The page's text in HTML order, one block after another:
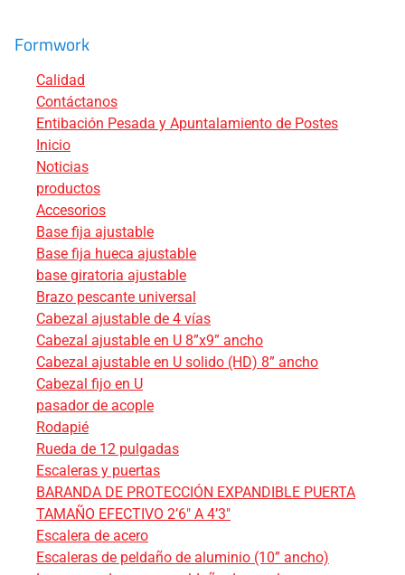
Formwork
Calidad
Contáctanos
Entibación Pesada y Apuntalamiento de Postes
Inicio
Noticias
productos
Accesorios
Base fija ajustable
Base fija hueca ajustable
base giratoria ajustable
Brazo pescante universal
Cabezal ajustable de 4 vías
Cabezal ajustable en U 8”x9” ancho
Cabezal ajustable en U solido (HD) 8” ancho
Cabezal fijo en U
pasador de acople
Rodapié
Rueda de 12 pulgadas
Escaleras y puertas
BARANDA DE PROTECCIÓN EXPANDIBLE PUERTA
TAMAÑO EFECTIVO 2’6″ A 4’3″
Escalera de acero
Escaleras de peldaño de aluminio (10” ancho)